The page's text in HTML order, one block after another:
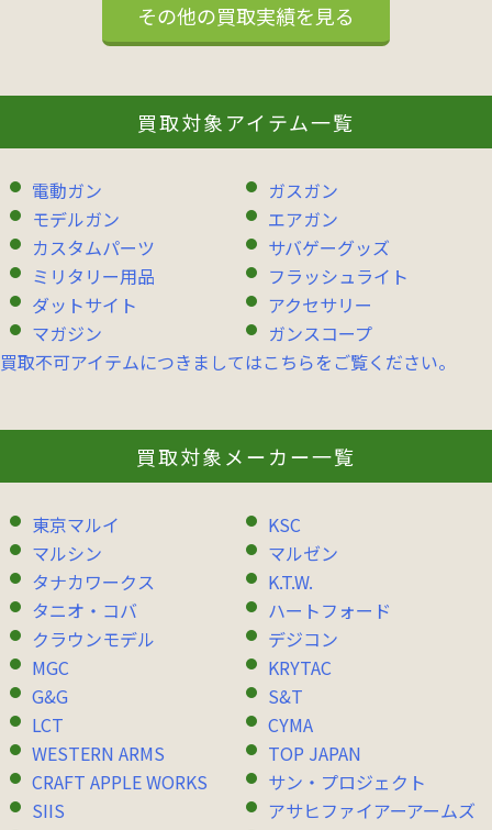
その他の買取実績を見る
買取対象アイテム一覧
電動ガン
ガスガン
モデルガン
エアガン
カスタムパーツ
サバゲーグッズ
ミリタリー用品
フラッシュライト
ダットサイト
アクセサリー
マガジン
ガンスコープ
買取不可アイテムにつきましてはこちらをご覧ください。
買取対象メーカー一覧
東京マルイ
KSC
マルシン
マルゼン
タナカワークス
K.T.W.
タニオ・コバ
ハートフォード
クラウンモデル
デジコン
MGC
KRYTAC
G&G
S&T
LCT
CYMA
WESTERN ARMS
TOP JAPAN
CRAFT APPLE WORKS
サン・プロジェクト
SIIS
アサヒファイアーアームズ